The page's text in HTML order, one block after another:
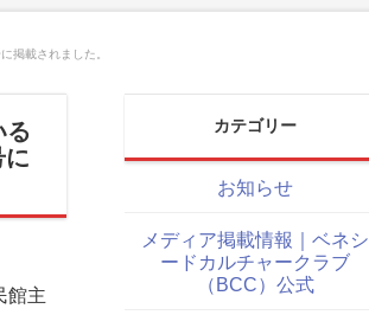
掲載されました。
る
館主
カテゴリー
お知らせ
メディア掲載情報｜ベネシ
ードカルチャークラブ
（BCC）公式